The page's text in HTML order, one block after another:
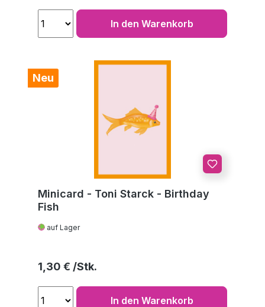
In den Warenkorb
Neu
Minicard - Toni Starck - Birthday
Fish
auf Lager
Regulärer Preis:
1,30 €
In den Warenkorb